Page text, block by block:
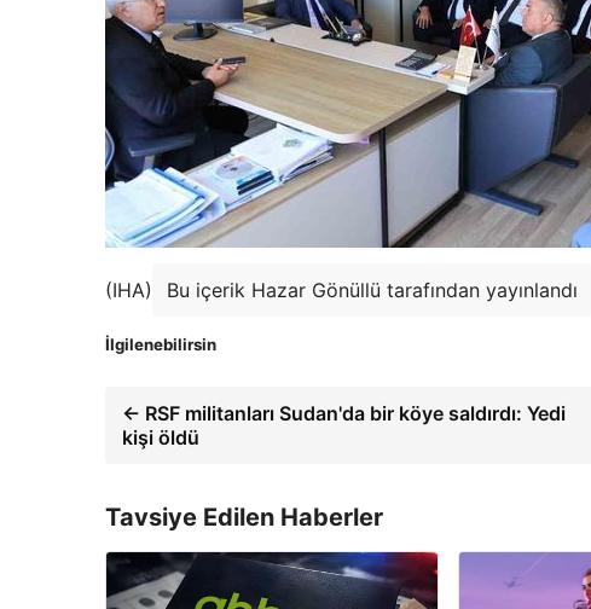
(IHA) Bu içerik Hazar Gönüllü tarafından yayınlandı
İlgilenebilirsin
← RSF militanları Sudan'da bir köye saldırdı: Yedi
kişi öldü
Tavsiye Edilen Haberler